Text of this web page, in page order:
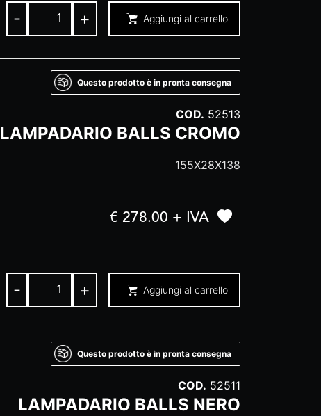
- + Aggiungi al carrello
Questo prodotto è in pronta consegna
COD. 52513
LAMPADARIO BALLS CROMO
155X28X138
€ 278.00 + IVA
- + Aggiungi al carrello
Questo prodotto è in pronta consegna
COD. 52511
LAMPADARIO BALLS NERO